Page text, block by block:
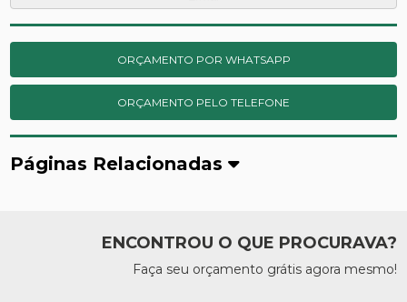
ORÇAMENTO POR WHATSAPP
ORÇAMENTO PELO TELEFONE
Páginas Relacionadas
ENCONTROU O QUE PROCURAVA?
Faça seu orçamento grátis agora mesmo!